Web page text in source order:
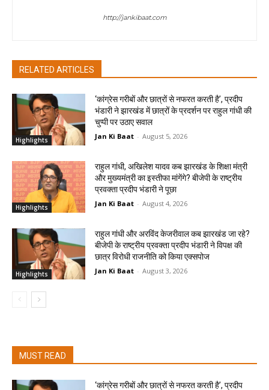
http://jankibaat.com
RELATED ARTICLES
Highlights
‘कांग्रेस गरीबों और छात्रों से नफरत करती है’, प्रदीप
भंडारी ने झारखंड में छात्रों के प्रदर्शन पर राहुल गांधी की
चुप्पी पर उठाए सवाल
Jan Ki Baat - August 5, 2026
Highlights
राहुल गांधी, अखिलेश यादव कब झारखंड के शिक्षा मंत्री
और मुख्यमंत्री का इस्तीफा मांगेंगे? बीजेपी के राष्ट्रीय
प्रवक्ता प्रदीप भंडारी ने पूछा
Jan Ki Baat - August 4, 2026
Highlights
राहुल गांधी और अरविंद केजरीवाल कब झारखंड जा रहे?
बीजेपी के राष्ट्रीय प्रवक्ता प्रदीप भंडारी ने विपक्ष की
छात्र विरोधी राजनीति को किया एक्सपोज
Jan Ki Baat - August 3, 2026
MUST READ
‘कांग्रेस गरीबों और छात्रों से नफरत करती है’, प्रदीप